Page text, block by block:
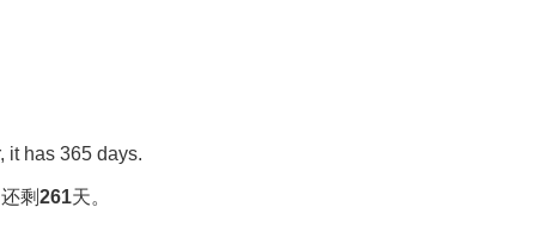
it has 365 days.
剩261天。